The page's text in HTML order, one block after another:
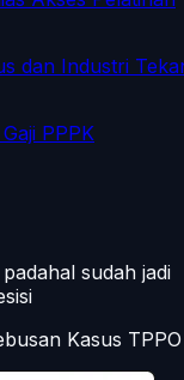
dan Industri
PPPK
sudah jadi
Kasus TPPO